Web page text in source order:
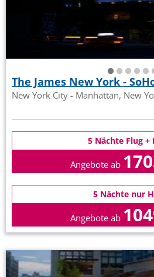
The James New York -
New York City - Manhattan, New
5 Nächte Flug +
Angebote ab
5 Nächte nur
Angebote ab